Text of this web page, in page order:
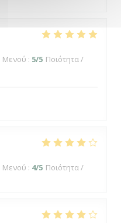
Μενού : 5/5 Ποιότητα /
Μενού : 4/5 Ποιότητα /